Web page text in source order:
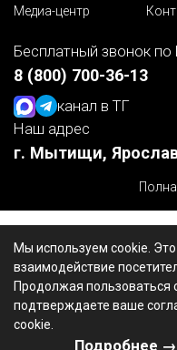
Мы используем cookie.
взаимодействие
Продолжая пользоваться
подтверждаете ваше
cookie.
Подробнее →
Медиа-центр
Бесплатный звонок по
8 (800) 700-36-13
канал в ТГ
Наш адрес
г. Мытищи,